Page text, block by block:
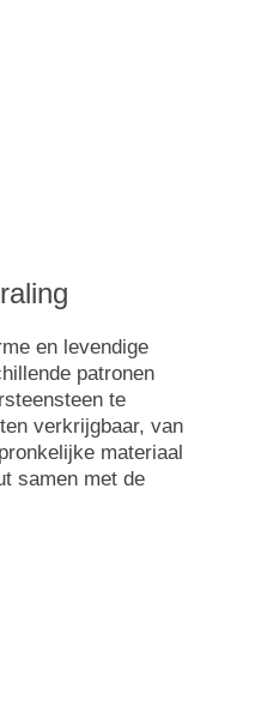
en levendige
patronen
te
verkrijgbaar, van
materiaal
samen met de